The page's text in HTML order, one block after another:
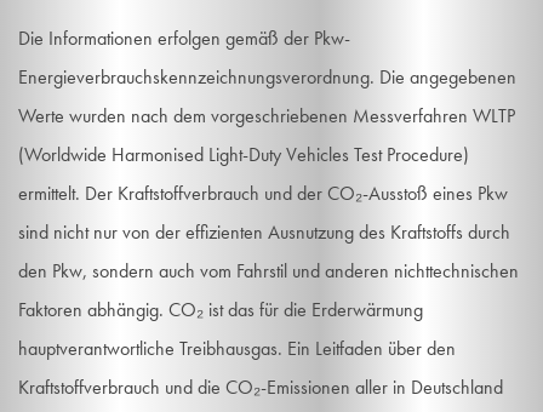
Die Informationen erfolgen gemäß der Pkw-
Energieverbrauchskennzeichnungsverordnung. Die angegebenen
Werte wurden nach dem vorgeschriebenen Messverfahren WLTP
(Worldwide Harmonised Light-Duty Vehicles Test Procedure)
ermittelt. Der Kraftstoffverbrauch und der CO₂-Ausstoß eines Pkw
sind nicht nur von der effizienten Ausnutzung des Kraftstoffs durch
den Pkw, sondern auch vom Fahrstil und anderen nichttechnischen
Faktoren abhängig. CO₂ ist das für die Erderwärmung
hauptverantwortliche Treibhausgas. Ein Leitfaden über den
Kraftstoffverbrauch und die CO₂-Emissionen aller in Deutschland